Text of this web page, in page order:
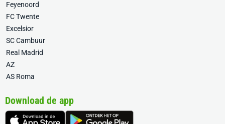
Feyenoord
FC Twente
Excelsior
SC Cambuur
Real Madrid
AZ
AS Roma
Download de app